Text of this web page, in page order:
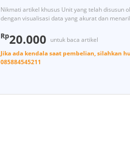
Nikmati artikel khusus Unit yang telah disusun
dengan visualisasi data yang akurat dan
Rp20.000 untuk baca artikel
Jika ada kendala saat pembelian, silahkan
085884545211